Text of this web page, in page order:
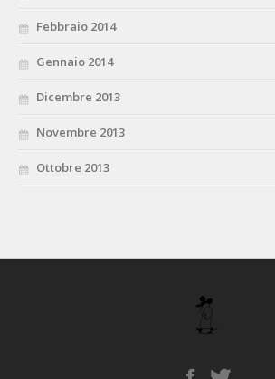
Febbraio 2014
Gennaio 2014
Dicembre 2013
Novembre 2013
Ottobre 2013